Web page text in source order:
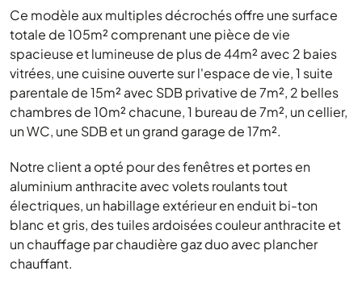
Ce modèle aux multiples décrochés offre une surface
totale de 105m² comprenant une pièce de vie
spacieuse et lumineuse de plus de 44m² avec 2 baies
vitrées, une cuisine ouverte sur l'espace de vie, 1 suite
parentale de 15m² avec SDB privative de 7m², 2 belles
chambres de 10m² chacune, 1 bureau de 7m², un cellier,
un WC, une SDB et un grand garage de 17m².
Notre client a opté pour des fenêtres et portes en
aluminium anthracite avec volets roulants tout
électriques, un habillage extérieur en enduit bi-ton
blanc et gris, des tuiles ardoisées couleur anthracite et
un chauffage par chaudière gaz duo avec plancher
chauffant.